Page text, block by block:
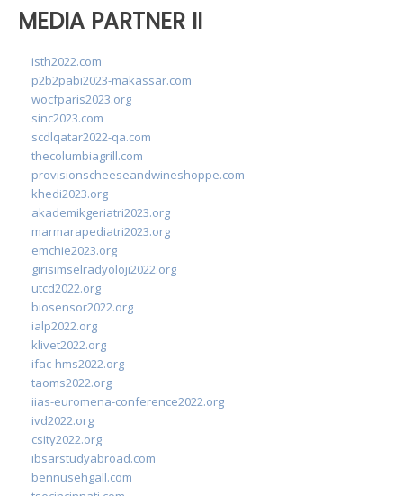
MEDIA PARTNER II
isth2022.com
p2b2pabi2023-makassar.com
wocfparis2023.org
sinc2023.com
scdlqatar2022-qa.com
thecolumbiagrill.com
provisionscheeseandwineshoppe.com
khedi2023.org
akademikgeriatri2023.org
marmarapediatri2023.org
emchie2023.org
girisimselradyoloji2022.org
utcd2022.org
biosensor2022.org
ialp2022.org
klivet2022.org
ifac-hms2022.org
taoms2022.org
iias-euromena-conference2022.org
ivd2022.org
csity2022.org
ibsarstudyabroad.com
bennusehgall.com